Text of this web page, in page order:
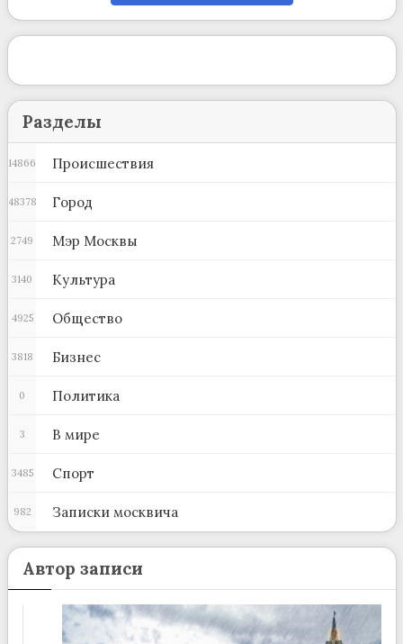
Разделы
Происшествия
14866
Город
48378
Мэр Москвы
2749
Культура
3140
Общество
4925
Бизнес
3818
Политика
0
В мире
3
Спорт
3485
Записки москвича
982
Автор записи